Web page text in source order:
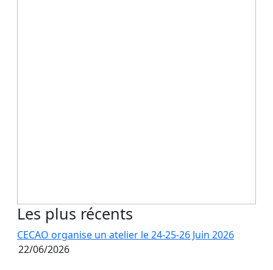
Les plus récents
CECAO organise un atelier le 24-25-26 Juin 2026
22/06/2026